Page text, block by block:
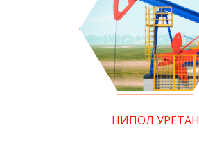
НИПОЛ УРЕТАН